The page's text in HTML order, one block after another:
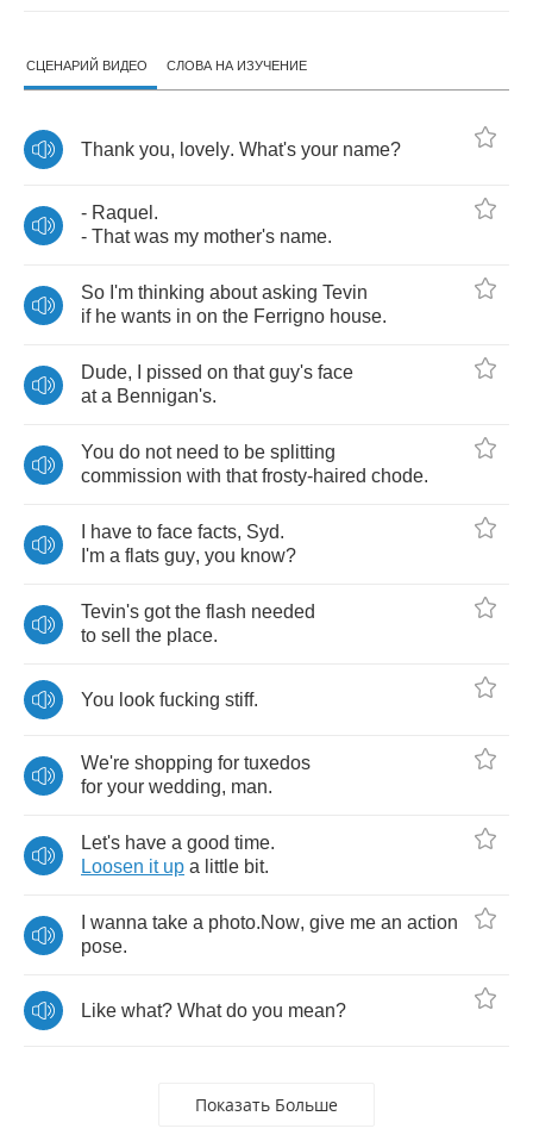
СЦЕНАРИЙ ВИДЕО СЛОВА НА ИЗУЧЕНИЕ
Thank you, lovely. What's your name?
- Raquel .
- That was my mother's name.
So I'm thinking about asking Tevin
if he wants in on the Ferrigno house.
Dude, pissed on that guy's face
at a Bennigan's.
You do not need to be splitting
commission with that frosty-haired chode.
have to face facts, Syd.
I'm a flats guy, you know?
Tevin's got the flash needed
to sell the place.
You look fucking stiff.
We're shopping for tuxedos
for your wedding, man.
Let's have a good time.
Loosen it up a little bit.
wanna take a photo.Now, give me an action
pose.
Like what? What do you mean?
Показать Больше